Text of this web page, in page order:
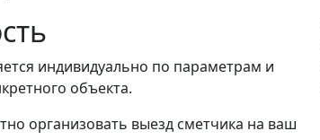
индивидуально по параметрам и
объекта.
организовать выезд сметчика на ваш